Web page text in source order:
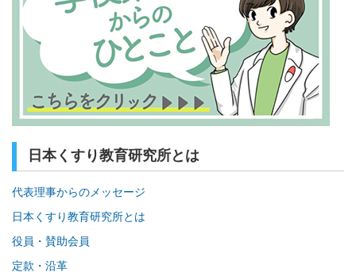
日本くすり教育研究所とは
代表理事からのメッセージ
日本くすり教育研究所とは
役員・賛助会員
定款・沿革